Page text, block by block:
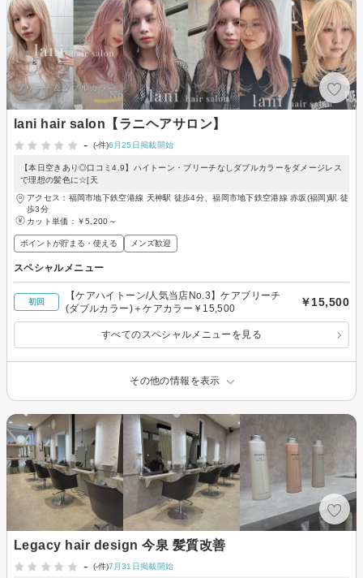
lani hair salon【ラニヘアサロン】
-
(-件)6月25日掲載開始
【本日空きあり◎口コミ4.9】ハイトーン・ブリーチなしダブルカラーをダメージレス
で理想の髪色に☆[天
アクセス：福岡市地下鉄空港線 天神駅 徒歩4分、福岡市地下鉄空港線 赤坂(福岡)駅 徒
歩3分
カット単価： ￥5,200～
ポイントが貯まる・使える メンズ歓迎
スペシャルメニュー
初回
【ケアハイトーン/人気当店No.3】ケアブリーチ
(ダブルカラー)＋ケアカラー￥15,500
￥15,500
すべてのスペシャルメニューを見る
その他の情報を表示
Legacy hair design 今泉 髪質改善
-
(-件)7月31日掲載開始